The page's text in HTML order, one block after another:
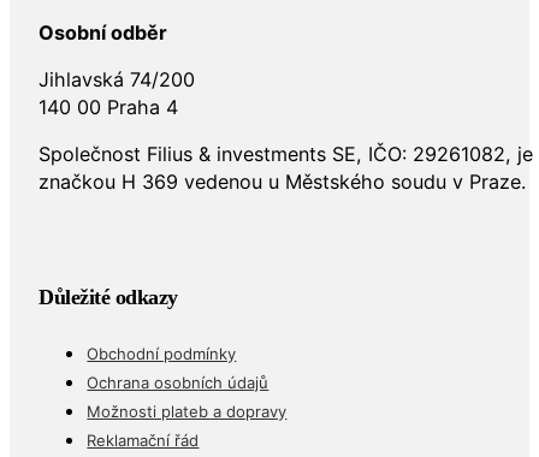
Osobní odběr
Jihlavská 74/200
140 00 Praha 4
Společnost Filius & investments SE, IČO: 29261082,
značkou H 369 vedenou u Městského soudu v Praze.
Důležité odkazy
Obchodní podmínky
Ochrana osobních údajů
Možnosti plateb a dopravy
Reklamační řád